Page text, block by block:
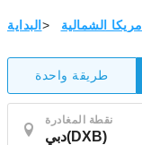
البداية > أمريكا الشمالية
طريقة واحدة
نقطة المغادرة